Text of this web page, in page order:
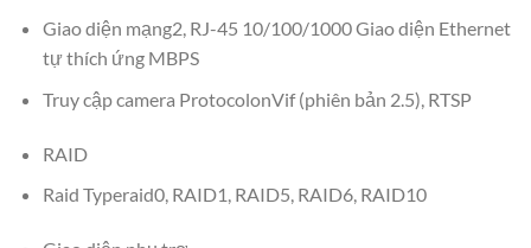
Giao diện mạng2, RJ-45 10/100/1000 Giao diện Ethernet
tự thích ứng MBPS
Truy cập camera ProtocolonVif (phiên bản 2.5), RTSP
RAID
Raid Typeraid0, RAID1, RAID5, RAID6, RAID10